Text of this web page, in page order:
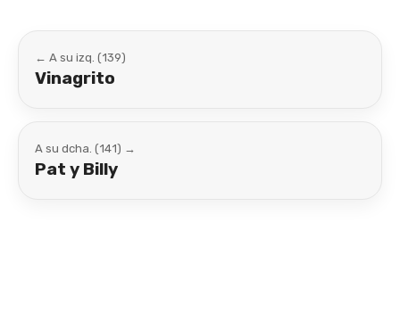
← A su izq. (139)
Vinagrito
A su dcha. (141) →
Pat y Billy